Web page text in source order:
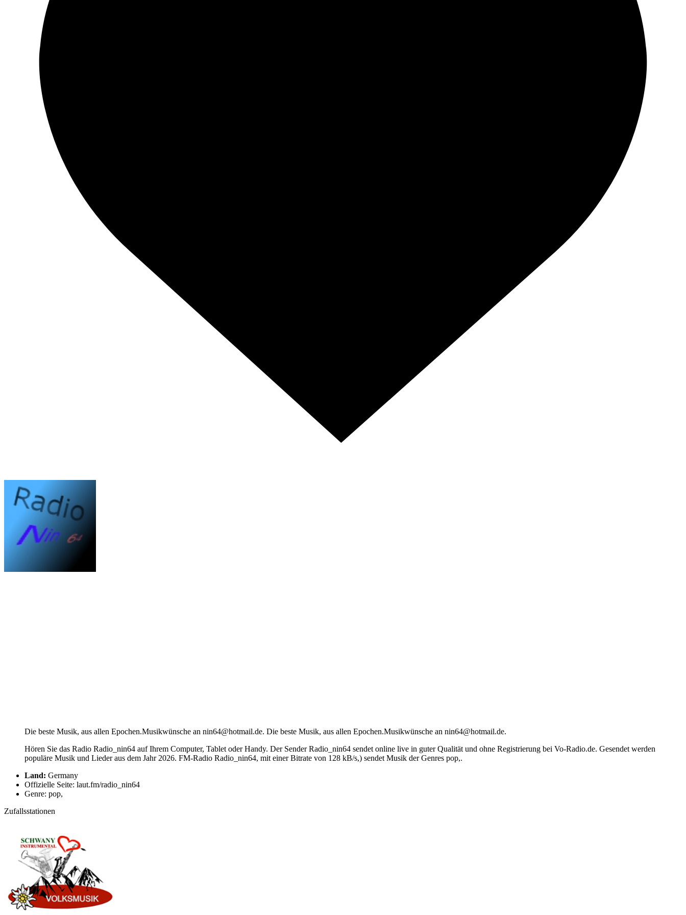
Die beste Musik, aus allen Epochen.Musikwünsche an nin64@hotmail.de. Die beste Musik, aus allen Epochen.Musikwünsche an nin64@hotmail.de.
Hören Sie das Radio Radio_nin64 auf Ihrem Computer, Tablet oder Handy. Der Sender Radio_nin64 sendet online live in guter Qualität und ohne Registrierung bei Vo-Radio.de. Gesendet werden
populäre Musik und Lieder aus dem Jahr 2026. FM-Radio Radio_nin64, mit einer Bitrate von 128 kB/s,) sendet Musik der Genres pop,.
Land: Germany
Offizielle Seite: laut.fm/radio_nin64
Genre: pop,
Zufallsstationen